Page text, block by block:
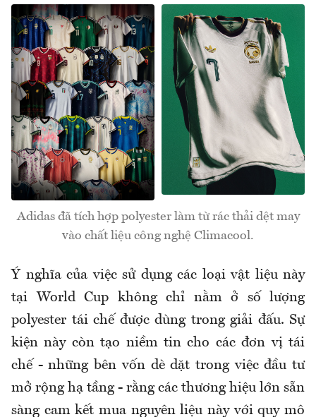
Adidas đã tích hợp polyester làm từ rác thải dệt may
vào chất liệu công nghệ Climacool.
Ý nghĩa của việc sử dụng các loại vật liệu này
tại World Cup không chỉ nằm ở số lượng
polyester tái chế được dùng trong giải đấu. Sự
kiện này còn tạo niềm tin cho các đơn vị tái
chế - những bên vốn dè dặt trong việc đầu tư
mở rộng hạ tầng - rằng các thương hiệu lớn sẵn
sàng cam kết mua nguyên liệu này với quy mô